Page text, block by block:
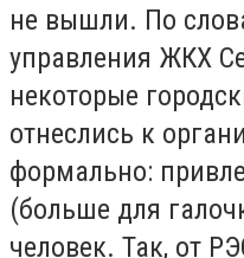
не вышли. По
управления ЖКХ
некоторые
отнеслись к
формально:
(больше для
человек. Так, от